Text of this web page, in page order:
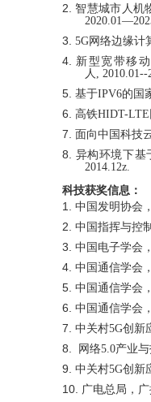
2. 智慧城市人机
3. 5G网络边缘计
4. 新型宽带移动
人 , 2010.01--
5. 基于IPV6的国
6. 高铁HIDT-
7. 面向中国科技
8. 异构环境下基
2014.12z.
科技获奖信息：
1. 中国发明协会
2. 中国指挥与控
3. 中国电子学会
4. 中国通信学会
5. 中国通信学会
6. 中国通信学会
7. 中关村5G创新
8. 网络5.0产业
9. 中关村5G创新
10. 广电总局，